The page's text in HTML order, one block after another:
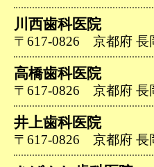
川西歯科医院
〒617-0826 京都府 長
高橋歯科医院
〒617-0826 京都府 長
井上歯科医院
〒617-0826 京都府 長